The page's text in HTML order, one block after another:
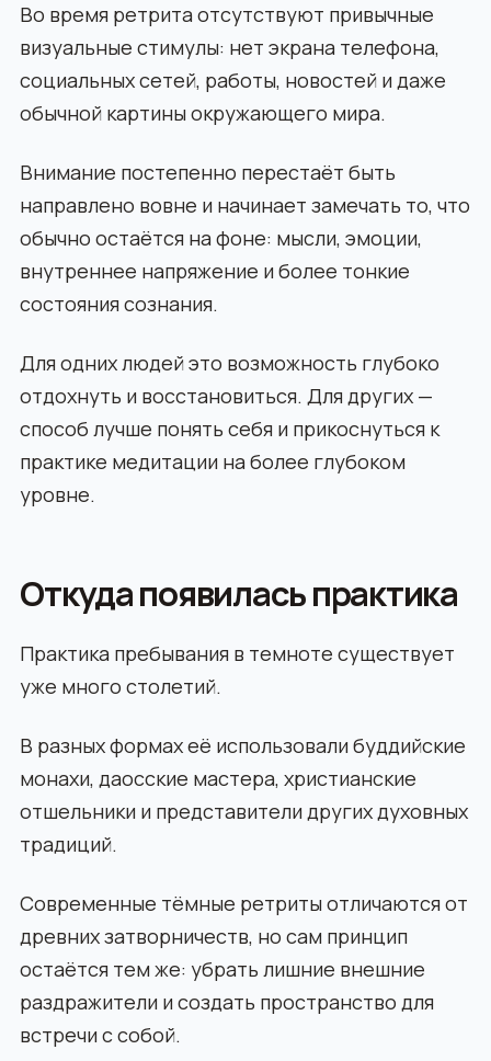
Во время ретрита отсутствуют привычные
визуальные стимулы: нет экрана телефона,
социальных сетей, работы, новостей и даже
обычной картины окружающего мира.
Внимание постепенно перестаёт быть
направлено вовне и начинает замечать то, что
обычно остаётся на фоне: мысли, эмоции,
внутреннее напряжение и более тонкие
состояния сознания.
Для одних людей это возможность глубоко
отдохнуть и восстановиться. Для других —
способ лучше понять себя и прикоснуться к
практике медитации на более глубоком
уровне.
Откуда появилась практика
Практика пребывания в темноте существует
уже много столетий.
В разных формах её использовали буддийские
монахи, даосские мастера, христианские
отшельники и представители других духовных
традиций.
Современные тёмные ретриты отличаются от
древних затворничеств, но сам принцип
остаётся тем же: убрать лишние внешние
раздражители и создать пространство для
встречи с собой.